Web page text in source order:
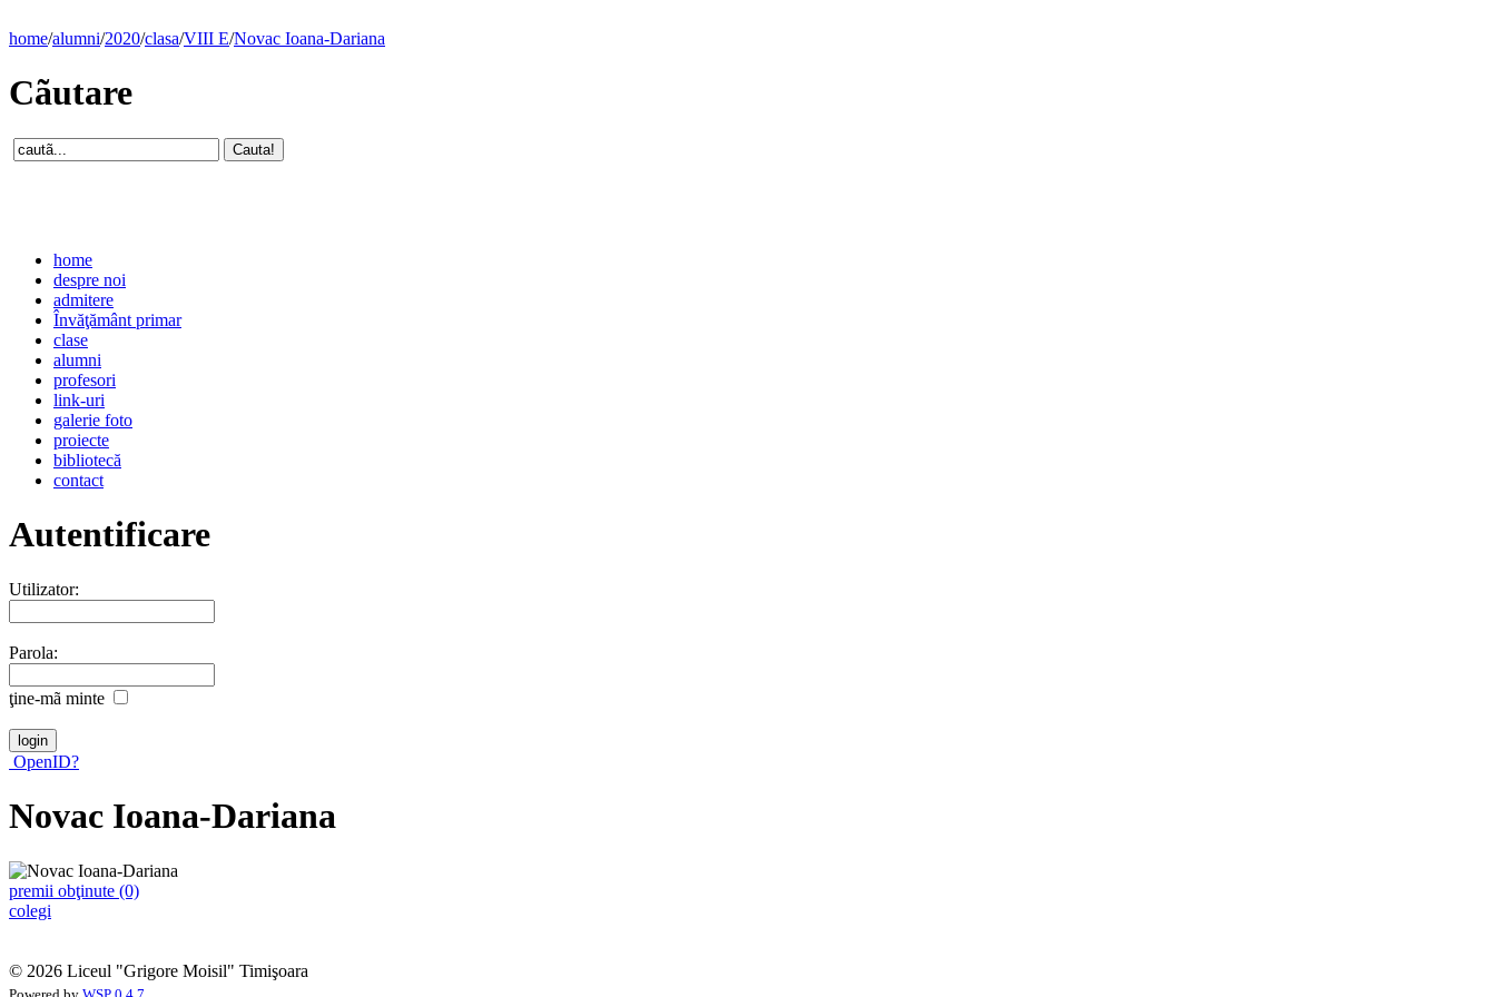
home/alumni/2020/clasa/VIII E/Novac Ioana-Dariana
Cãutare
home
despre noi
admitere
Învăţământ primar
clase
alumni
profesori
link-uri
galerie foto
proiecte
bibliotecă
contact
Autentificare
Utilizator:
Parola:
ţine-mã minte
OpenID?
Novac Ioana-Dariana
premii obţinute (0)
colegi
© 2026 Liceul "Grigore Moisil" Timişoara